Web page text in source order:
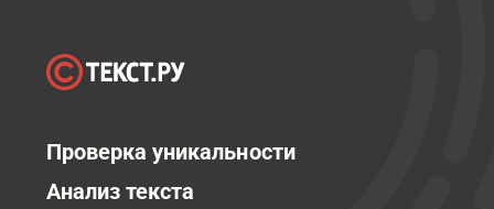
Проверка уникальности
Анализ текста